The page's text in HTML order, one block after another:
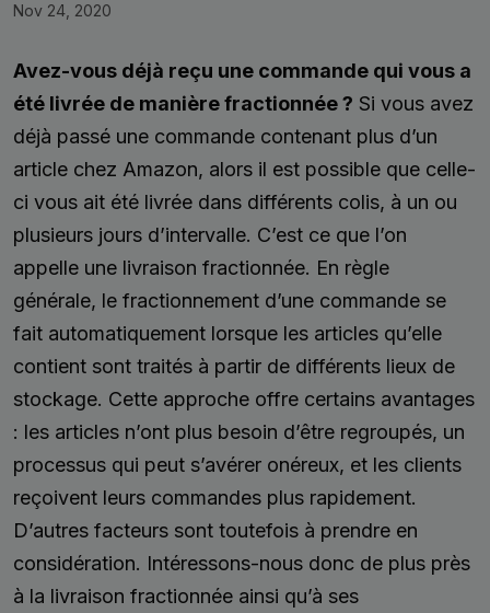
Nov 24, 2020
Avez-vous déjà reçu une commande qui vous a
été livrée de manière fractionnée ? Si vous avez
déjà passé une commande contenant plus d’un
article chez Amazon, alors il est possible que celle-
ci vous ait été livrée dans différents colis, à un ou
plusieurs jours d’intervalle. C’est ce que l’on
appelle une livraison fractionnée. En règle
générale, le fractionnement d’une commande se
fait automatiquement lorsque les articles qu’elle
contient sont traités à partir de différents lieux de
stockage. Cette approche offre certains avantages
: les articles n’ont plus besoin d’être regroupés, un
processus qui peut s’avérer onéreux, et les clients
reçoivent leurs commandes plus rapidement.
D’autres facteurs sont toutefois à prendre en
considération. Intéressons-nous donc de plus près
à la livraison fractionnée ainsi qu’à ses